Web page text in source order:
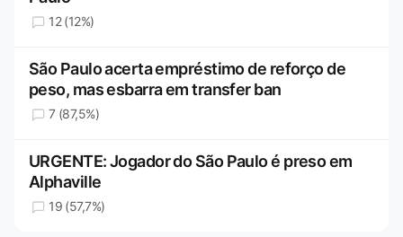
12 (12%)
São Paulo acerta empréstimo de reforço de
peso, mas esbarra em transfer ban
7 (87,5%)
URGENTE: Jogador do São Paulo é preso em
Alphaville
19 (57,7%)